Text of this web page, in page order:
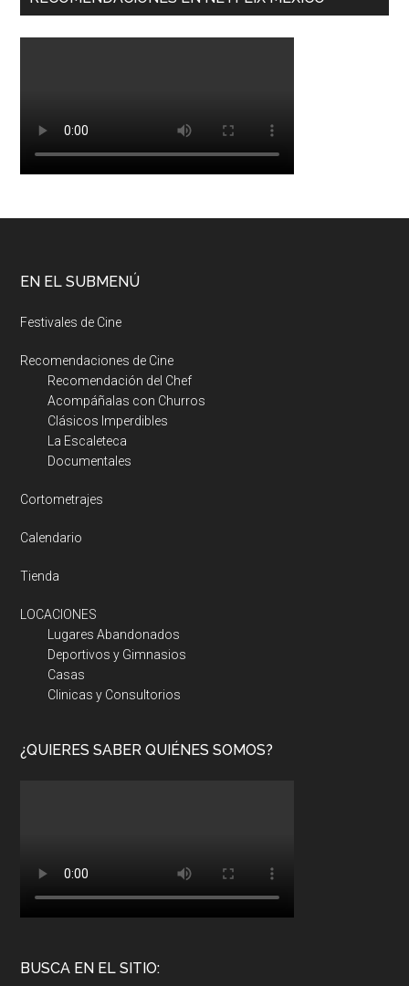
EN EL SUBMENÚ
Festivales de Cine
Recomendaciones de Cine
Recomendación del Chef
Acompáñalas con Churros
Clásicos Imperdibles
La Escaleteca
Documentales
Cortometrajes
Calendario
Tienda
LOCACIONES
Lugares Abandonados
Deportivos y Gimnasios
Casas
Clinicas y Consultorios
¿QUIERES SABER QUIÉNES SOMOS?
BUSCA EN EL SITIO: